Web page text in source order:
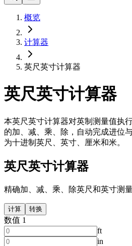
概览
计算器
英尺英寸计算器
英尺英寸计算器
本英尺英寸计算器对英制测量值执
的加、减、乘、除，自动完成进位
为十进制英尺、英寸、厘米和米。
英尺英寸计算器
精确加、减、乘、除英尺和英寸测量
计算 转换
数值 1
ft
in